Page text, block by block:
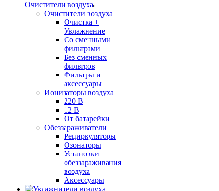
Очистители воздуха
Очистители воздуха
Очистка +
Увлажнение
Cо сменными
фильтрами
Без сменных
фильтров
Фильтры и
аксессуары
Ионизаторы воздуха
220 В
12 В
От батарейки
Обеззараживатели
Рециркуляторы
Озонаторы
Установки
обеззараживания
воздуха
Аксессуары